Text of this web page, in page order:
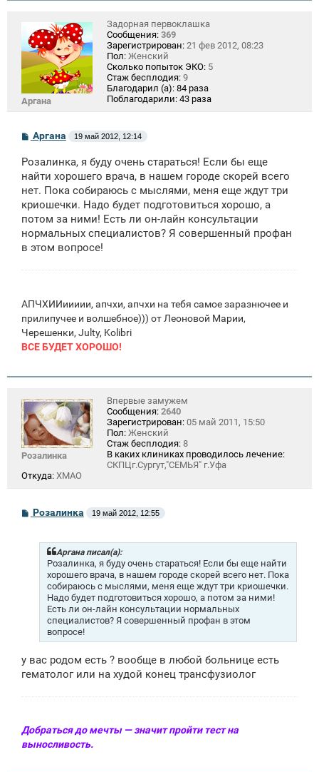
Аргана
Задорная первоклашка
Сообщения: 369
Зарегистрирован: 21 фев 2012, 08:23
Пол: Женский
Сколько попыток ЭКО: 5
Стаж бесплодия: 9
Благодарил (а): 84 раза
Поблагодарили: 43 раза
С
б
щ
н
и
Аргана 19 май 2012, 12:14
Розалинка, я буду очень стараться! Если бы еще
найти хорошего врача, в нашем городе скорей всего
нет. Пока собираюсь с мыслями, меня еще ждут три
криошечки. Надо будет подготовиться хорошо, а
потом за ними! Есть ли он-лайн консультации
нормальных специалистов? Я совершенный профан
в этом вопросе!
АПЧХИИиииии, апчхи, апчхи на тебя самое заразнючее и
прилипучее и волшебное))) от Леоновой Марии,
Черешенки, Julty, Kolibri
ВСЕ БУДЕТ ХОРОШО!
Розалинка
Впервые замужем
Сообщения: 2640
Зарегистрирован: 05 май 2011, 15:50
Пол: Женский
Стаж бесплодия: 8
В каких клиниках проводилось лечение:
СКПЦг.Сургут,"СЕМЬЯ" г.Уфа
Откуда: ХМАО
СРозалинка 19 май 2012, 12:55
Аргана писал(а):
Розалинка, я буду очень стараться! Если бы еще найти
хорошего врача, в нашем городе скорей всего нет. Пока
собираюсь с мыслями, меня еще ждут три криошечки.
Надо будет подготовиться хорошо, а потом за ними!
Есть ли он-лайн консультации нормальных
специалистов? Я совершенный профан в этом
вопросе!
у вас родом есть ? вообще в любой больнице есть
гематолог или на худой конец трансфузиолог
Добраться до мечты — значит пройти тест на
выносливость.